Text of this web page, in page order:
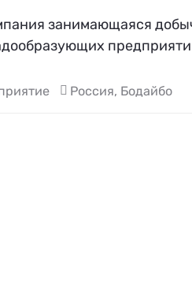
занимающаяся
Россия, Бодайбо